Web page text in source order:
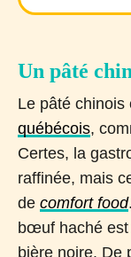
Un pâté
Le pâté chinois
québécois,
Certes, la
raffinée, mais
de comfort food
bœuf haché
bière noire. De